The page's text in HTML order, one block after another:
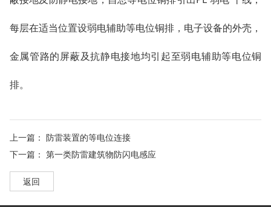
每层在适当位置设弱电辅助等电位铜排，电子设备的外壳，
金属管路的屏蔽及抗静电接地均引起至弱电辅助等电位铜
排。
上一篇： 防雷装置的等电位连接
下一篇： 第一类防雷建筑物防闪电感应
返回